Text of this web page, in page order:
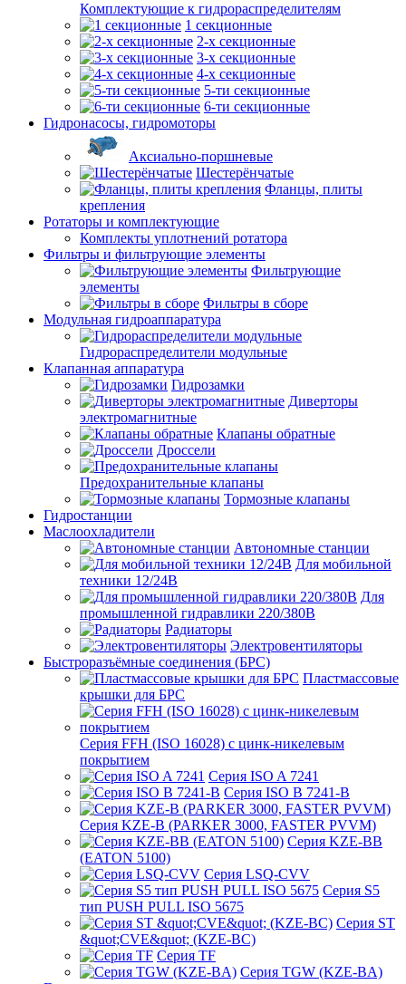
Комплектующие к гидрораспределителям
1 секционные
2-х секционные
3-х секционные
4-х секционные
5-ти секционные
6-ти секционные
Гидронасосы, гидромоторы
Аксиально-поршневые
Шестерёнчатые
Фланцы, плиты
крепления
Ротаторы и комплектующие
Комплекты уплотнений ротатора
Фильтры и фильтрующие элементы
Фильтрующие
элементы
Фильтры в сборе
Модульная гидроаппаратура
Гидрораспределители модульные
Клапанная аппаратура
Гидрозамки
Диверторы
электромагнитные
Клапаны обратные
Дроссели
Предохранительные клапаны
Тормозные клапаны
Гидростанции
Маслоохладители
Автономные станции
Для мобильной
техники 12/24В
Для
промышленной гидравлики 220/380В
Радиаторы
Электровентиляторы
Быстроразъёмные соединения (БРС)
Пластмассовые
крышки для БРС
Серия FFH (ISO 16028) с цинк-никелевым
покрытием
Серия ISO A 7241
Серия ISO B 7241-B
Серия KZE-B (PARKER 3000, FASTER PVVM)
Серия KZE-BB
(EATON 5100)
Серия LSQ-CVV
Серия S5
тип PUSH PULL ISO 5675
Серия ST
&quot;CVE&quot; (KZE-BC)
Серия TF
Серия TGW (KZE-BA)